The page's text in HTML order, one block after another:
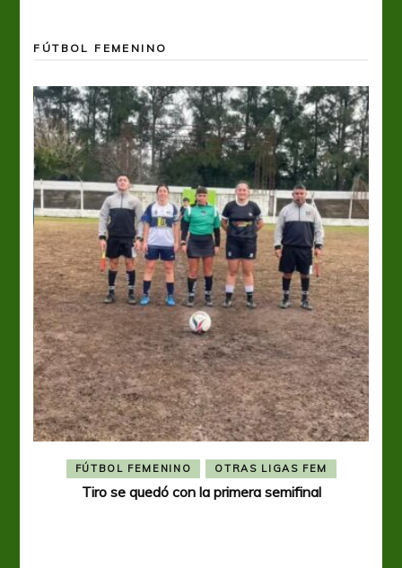
FÚTBOL FEMENINO
FÚTBOL FEMENINO OTRAS LIGAS FEM
Tiro se quedó con la primera semifinal